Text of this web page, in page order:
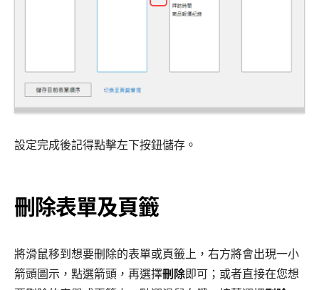
設定完成後記得點擊左下按鈕儲存。
刪除表單及頁籤
將滑鼠移到想要刪除的表單或頁籤上，右方將會出現一小
箭頭圖示，點選箭頭，再選擇刪除即可；或者直接在您想